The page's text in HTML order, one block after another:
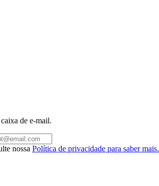
de e-mail.
nossa Política de privacidade para saber mais.